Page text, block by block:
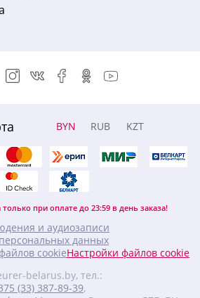
BYN RUB KZT
при оплате до 23:59 в день заказа!
и аудиозаписи
данных
cookieНастройки файлов cookie
belarus.by, тел.:
(33) 387-89-39,